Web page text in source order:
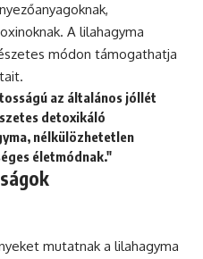
A lilahagyma
módon támogathatja
az általános jóllét
detoxikáló
nélkülözhetetlen
életmódnak."
mutatnak a lilahagyma